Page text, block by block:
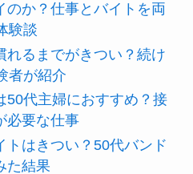
のか？仕事とバイトを両
験談
れるまでがきつい？続け
者が紹介
50代主婦におすすめ？接
必要な仕事
トはきつい？50代バンド
た結果